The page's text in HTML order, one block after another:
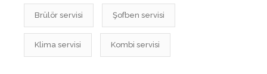
Brülör servisi Şofben servisi
Klima servisi Kombi servisi